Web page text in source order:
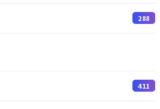
288
411